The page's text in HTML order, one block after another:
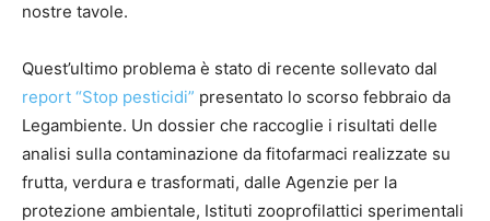
nostre tavole.
Quest’ultimo problema è stato di recente sollevato dal
report “Stop pesticidi” presentato lo scorso febbraio da
Legambiente. Un dossier che raccoglie i risultati delle
analisi sulla contaminazione da fitofarmaci realizzate su
frutta, verdura e trasformati, dalle Agenzie per la
protezione ambientale, Istituti zooprofilattici sperimentali